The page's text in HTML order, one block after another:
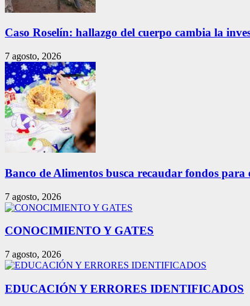
Caso Roselín: hallazgo del cuerpo cambia la
7 agosto, 2026
Banco de Alimentos busca recaudar fondos
7 agosto, 2026
CONOCIMIENTO Y GATES
7 agosto, 2026
EDUCACIÓN Y ERRORES IDENTIFICADOS